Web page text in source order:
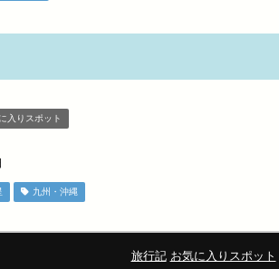
入りスポット
九州・沖縄
旅行記 お気に入りスポット